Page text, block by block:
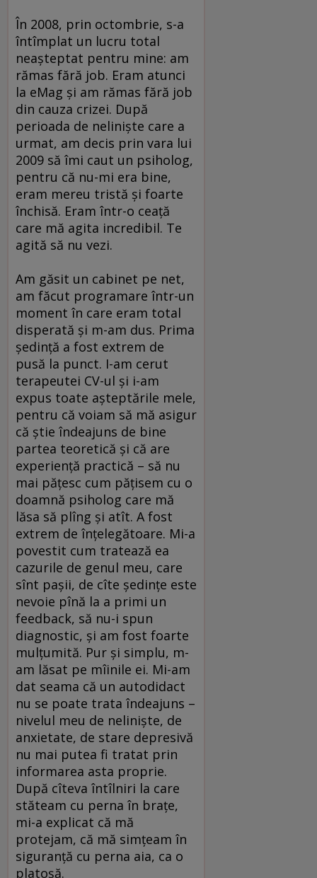
În 2008, prin octombrie, s-a
întîmplat un lucru total
neaşteptat pentru mine: am
rămas fără job. Eram atunci
la eMag şi am rămas fără job
din cauza crizei. După
perioada de nelinişte care a
urmat, am decis prin vara lui
2009 să îmi caut un psiholog,
pentru că nu-mi era bine,
eram mereu tristă şi foarte
închisă. Eram într-o ceaţă
care mă agita incredibil. Te
agită să nu vezi.
Am găsit un cabinet pe net,
am făcut programare într-un
moment în care eram total
disperată şi m-am dus. Prima
şedinţă a fost extrem de
pusă la punct. I-am cerut
terapeutei CV-ul şi i-am
expus toate aşteptările mele,
pentru că voiam să mă asigur
că ştie îndeajuns de bine
partea teoretică şi că are
experienţă practică – să nu
mai păţesc cum păţisem cu o
doamnă psiholog care mă
lăsa să plîng şi atît. A fost
extrem de înţelegătoare. Mi-a
povestit cum tratează ea
cazurile de genul meu, care
sînt paşii, de cîte şedinţe este
nevoie pînă la a primi un
feedback, să nu-i spun
diagnostic, şi am fost foarte
mulţumită. Pur şi simplu, m-
am lăsat pe mîinile ei. Mi-am
dat seama că un autodidact
nu se poate trata îndeajuns –
nivelul meu de nelinişte, de
anxietate, de stare depresivă
nu mai putea fi tratat prin
informarea asta proprie.
După cîteva întîlniri la care
stăteam cu perna în braţe,
mi-a explicat că mă
protejam, că mă simţeam în
siguranţă cu perna aia, ca o
platoşă.